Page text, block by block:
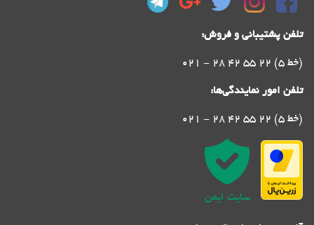
تلفن پشتیبانی و فروش:
021 - 28 42 55 22 (5 خط)
تلفن امور نمایندگی‌ها:
021 - 28 42 55 22 (5 خط)
سایت ایمن